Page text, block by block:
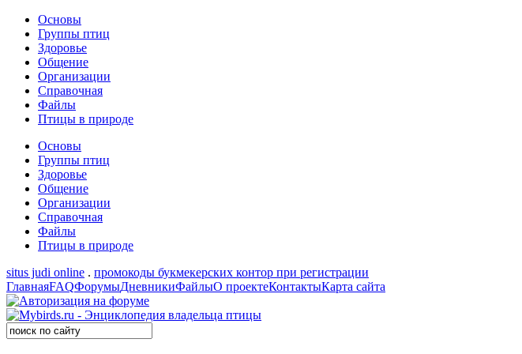
Основы
Группы птиц
Здоровье
Общение
Организации
Справочная
Файлы
Птицы в природе
Основы
Группы птиц
Здоровье
Общение
Организации
Справочная
Файлы
Птицы в природе
situs judi online . промокоды букмекерских контор при регистрации
ГлавнаяFAQФорумыДневникиФайлыО проектеКонтактыКарта сайта